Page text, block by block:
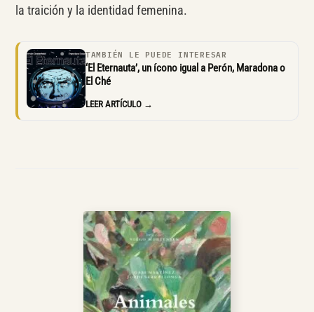
la traición y la identidad femenina.
TAMBIÉN LE PUEDE INTERESAR
‘El Eternauta’, un ícono igual a Perón, Maradona o
El Ché
LEER ARTÍCULO →